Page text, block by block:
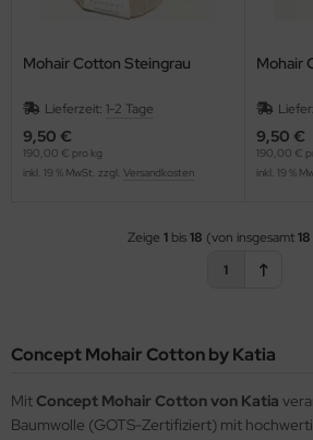
Mohair Cotton Steingrau
Lieferzeit: 1-2 Tage
9,50 €
190,00 € pro kg
inkl. 19 % MwSt. zzgl. Versandkosten
Mohair
9,50 €
190,00 €
inkl. 19 %
Zeige 1bis18 (von insgesamt18
1
Concept Mohair Cotton by Katia
Mit Concept Mohair Cotton von Katia
Baumwolle (GOTS-Zertifiziert) mit